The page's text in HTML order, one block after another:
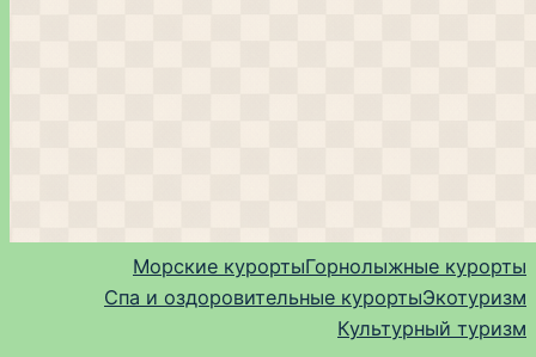
Морские курортыГорнолыжные курорты
Спа и оздоровительные курортыЭкотуризм
Культурный туризм